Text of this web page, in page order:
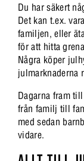
Du har säkert
Det kan t.ex.
familjen, eller
för att hitta
Några köper
julmarknaderna
Dagarna fram
från familj till
med sedan
vidare.